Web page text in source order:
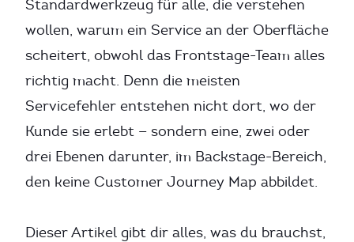
Standardwerkzeug für alle, die verstehen
wollen, warum ein Service an der Oberfläche
scheitert, obwohl das Frontstage-Team alles
richtig macht. Denn die meisten
Servicefehler entstehen nicht dort, wo der
Kunde sie erlebt — sondern eine, zwei oder
drei Ebenen darunter, im Backstage-Bereich,
den keine Customer Journey Map abbildet.
Dieser Artikel gibt dir alles, was du brauchst,